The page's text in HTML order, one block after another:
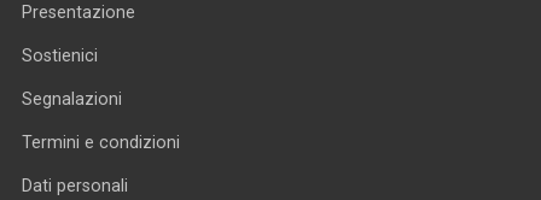
Presentazione
Sostienici
Segnalazioni
Termini e condizioni
Dati personali